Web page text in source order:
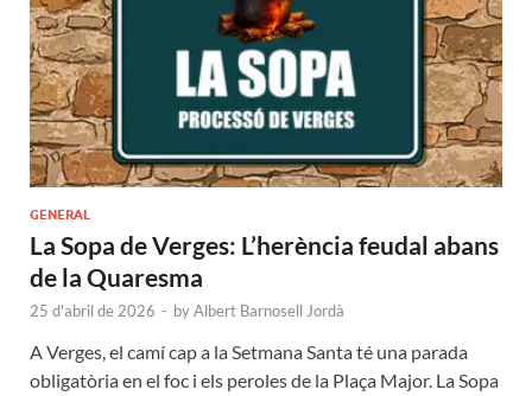
GENERAL
La Sopa de Verges: L’herència feudal abans
de la Quaresma
25 d'abril de 2026 - byAlbert Barnosell Jordà
A Verges, el camí cap a la Setmana Santa té una parada
obligatòria en el foc i els peroles de la Plaça Major. La Sopa